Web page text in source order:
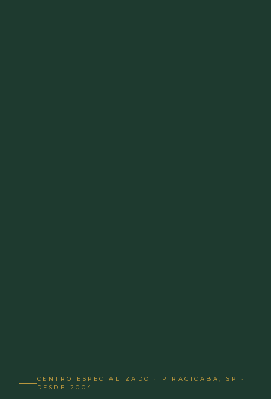
CENTRO ESPECIALIZADO · PIRACICABA, SP ·
DESDE 2004